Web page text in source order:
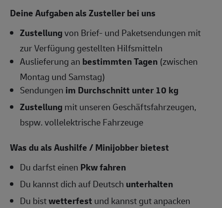
Deine Aufgaben als Zusteller bei uns
Zustellungvon Brief- und Paketsendungen mit
zur Verfügung gestellten Hilfsmitteln
Auslieferung an bestimmten Tagen (zwischen
Montag und Samstag)
Sendungen im Durchschnitt unter 10 kg
Zustellungmit unseren Geschäftsfahrzeugen,
bspw. vollelektrische Fahrzeuge
Was du als Aushilfe / Minijobber bietest
Du darfst einen Pkw fahren
Du kannst dich auf Deutsch unterhalten
Du bistwetterfest und kannst gut anpacken